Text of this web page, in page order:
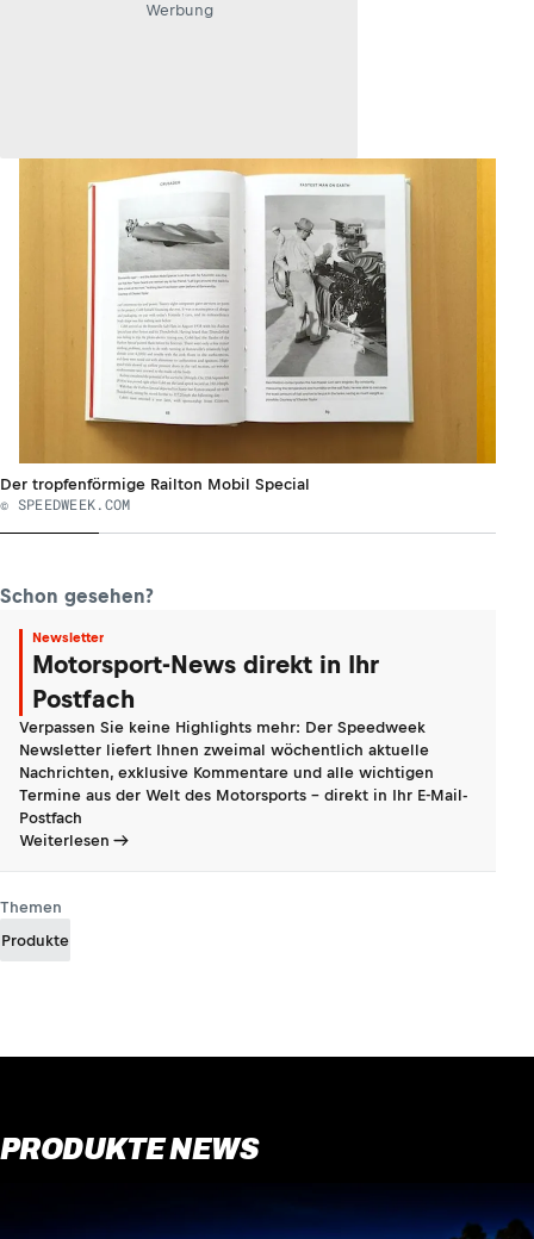
Werbung
Der tropfenförmige Railton Mobil Special
© SPEEDWEEK.COM
Schon gesehen?
Newsletter
Motorsport-News direkt in Ihr
Postfach
Verpassen Sie keine Highlights mehr: Der Speedweek
Newsletter liefert Ihnen zweimal wöchentlich aktuelle
Nachrichten, exklusive Kommentare und alle wichtigen
Termine aus der Welt des Motorsports - direkt in Ihr E-Mail-
Postfach
Weiterlesen
Themen
Produkte
PRODUKTE NEWS